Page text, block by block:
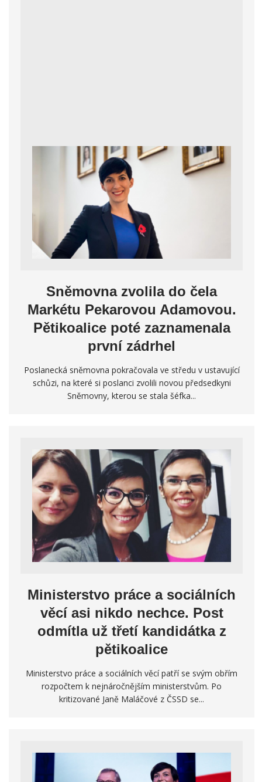
Sněmovna zvolila do čela
Markétu Pekarovou Adamovou.
Pětikoalice poté zaznamenala
první zádrhel
Poslanecká sněmovna pokračovala ve středu v ustavující
schůzi, na které si poslanci zvolili novou předsedkyni
Sněmovny, kterou se stala šéfka...
Ministerstvo práce a sociálních
věcí asi nikdo nechce. Post
odmítla už třetí kandidátka z
pětikoalice
Ministerstvo práce a sociálních věcí patří se svým obřím
rozpočtem k nejnáročnějším ministerstvům. Po
kritizované Janě Maláčové z ČSSD se...